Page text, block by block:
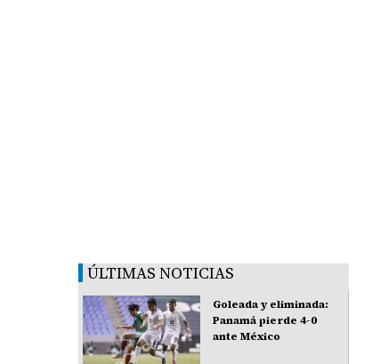
ÚLTIMAS NOTICIAS
Goleada y eliminada:
Panamá pierde 4-0
ante México